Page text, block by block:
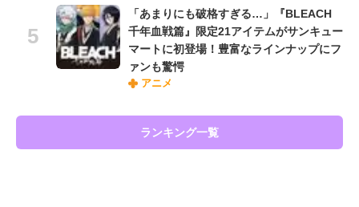
「あまりにも破格すぎる…」『BLEACH
千年血戦篇』限定21アイテムがサンキュー
マートに初登場！豊富なラインナップにフ
ァンも驚愕
アニメ
ランキング一覧